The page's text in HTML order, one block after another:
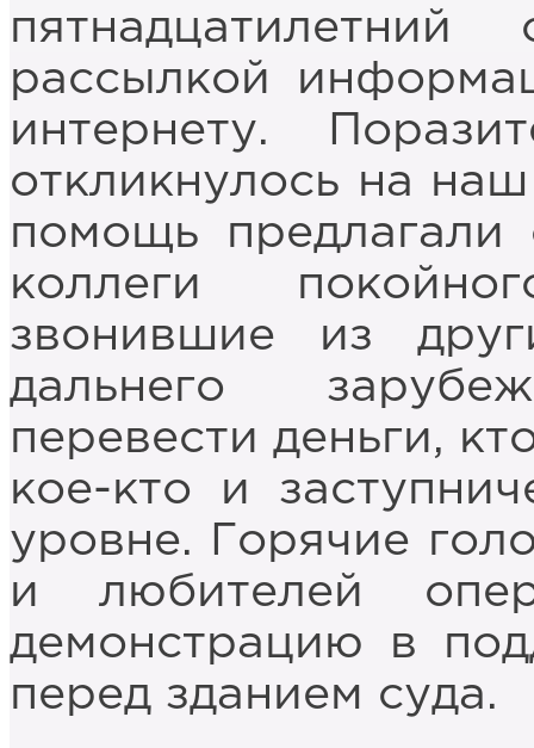
рассылкой
интернету.
откликнулось на
помощь предлагали
коллеги
звонившие из
дальнего
перевести деньги,
кое-кто и
уровне. Горячие
и любителей
демонстрацию в
перед зданием суда.